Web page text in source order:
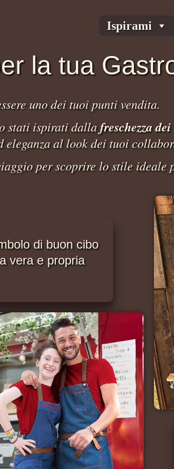
Ispirami
la tua
uno dei tuoi punti vendita.
stati ispirati dallafreschezza
eleganza al look dei tuoi
per scoprire lo stile ideale
di buon cibo
vera e propria